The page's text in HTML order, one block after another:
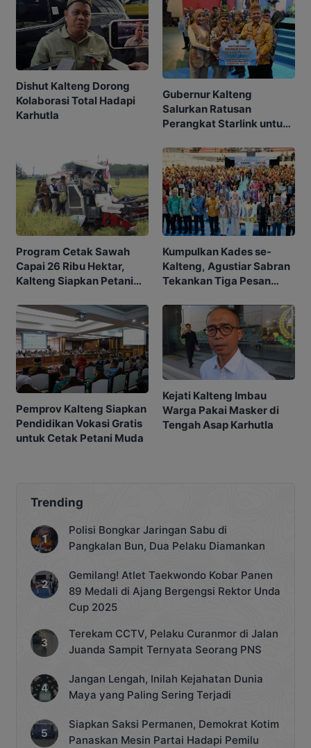
Dishut Kalteng Dorong
Kolaborasi Total Hadapi
Karhutla
Gubernur Kalteng
Salurkan Ratusan
Perangkat Starlink untuk
Program Cetak Sawah
Capai 26 Ribu Hektar,
Kalteng Siapkan Petani
Kumpulkan Kades se-
Kalteng, Agustiar Sabran
Tekankan Tiga Pesan
Pemprov Kalteng Siapkan
Pendidikan Vokasi Gratis
untuk Cetak Petani Muda
Kejati Kalteng Imbau
Warga Pakai Masker di
Tengah Asap Karhutla
Trending
Polisi Bongkar Jaringan Sabu di
Pangkalan Bun, Dua Pelaku Diamankan
Gemilang! Atlet Taekwondo Kobar Panen
89 Medali di Ajang Bergengsi Rektor Unda
Cup 2025
Terekam CCTV, Pelaku Curanmor di Jalan
Juanda Sampit Ternyata Seorang PNS
Jangan Lengah, Inilah Kejahatan Dunia
Maya yang Paling Sering Terjadi
Siapkan Saksi Permanen, Demokrat Kotim
Panaskan Mesin Partai Hadapi Pemilu